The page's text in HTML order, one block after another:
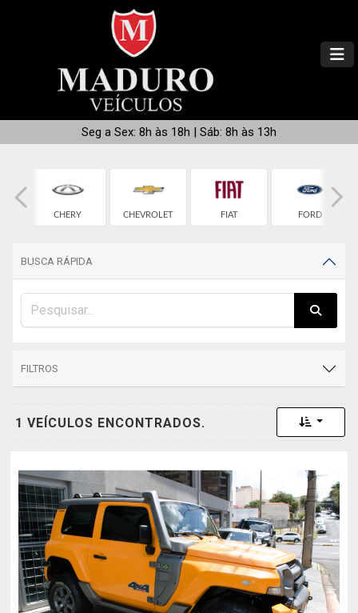
Seg a Sex: 8h às 18h | Sáb: 8h às 13h
CHERY CHEVROLET FIAT FORD
BUSCA RÁPIDA
FILTROS
1 VEÍCULOS ENCONTRADOS. Toggle